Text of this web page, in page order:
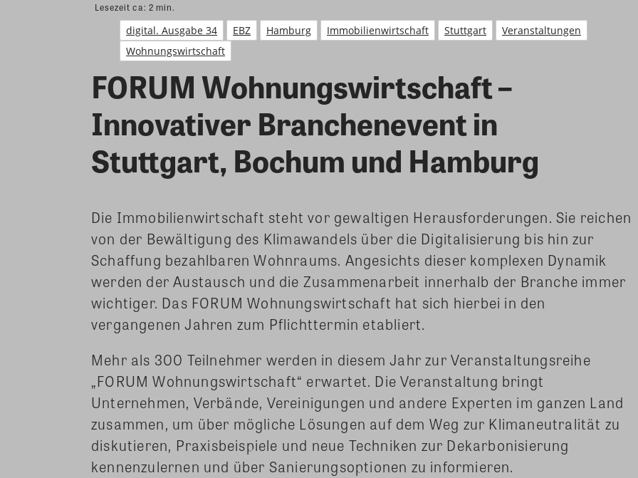
Lesezeit ca: 2 min.
digital. Ausgabe 34 EBZ Hamburg Immobilienwirtschaft Stuttgart
Veranstaltungen
Wohnungswirtschaft
FORUM Wohnungswirtschaft –
Innovativer Branchenevent in
Stuttgart, Bochum und Hamburg
Die Immobilienwirtschaft steht vor gewaltigen Herausforderungen. Sie reichen
von der Bewältigung des Klimawandels über die Digitalisierung bis hin zur
Schaffung bezahlbaren Wohnraums. Angesichts dieser komplexen Dynamik
werden der Austausch und die Zusammenarbeit innerhalb der Branche immer
wichtiger. Das FORUM Wohnungswirtschaft hat sich hierbei in den
vergangenen Jahren zum Pflichttermin etabliert.
Mehr als 300 Teilnehmer werden in diesem Jahr zur Veranstaltungsreihe
„FORUM Wohnungswirtschaft“ erwartet. Die Veranstaltung bringt
Unternehmen, Verbände, Vereinigungen und andere Experten im ganzen Land
zusammen, um über mögliche Lösungen auf dem Weg zur Klimaneutralität zu
diskutieren, Praxisbeispiele und neue Techniken zur Dekarbonisierung
kennenzulernen und über Sanierungsoptionen zu informieren.